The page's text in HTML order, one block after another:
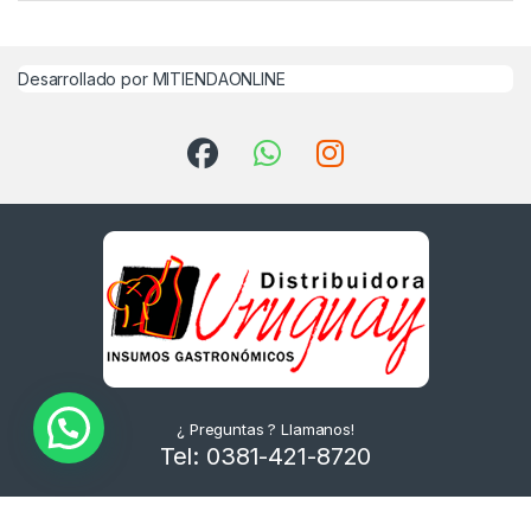
Desarrollado por MITIENDAONLINE
¿ Preguntas ? Llamanos!
Tel: 0381-421-8720